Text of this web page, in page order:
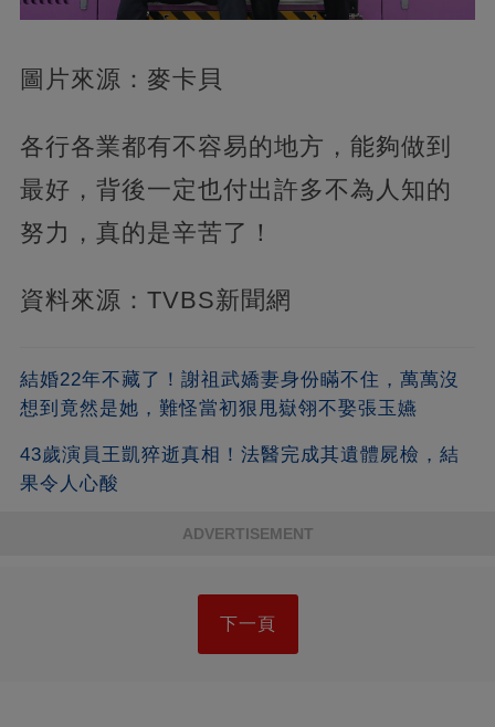
圖片來源：麥卡貝
各行各業都有不容易的地方，能夠做到
最好，背後一定也付出許多不為人知的
努力，真的是辛苦了！
資料來源：TVBS新聞網
結婚22年不藏了！謝祖武嬌妻身份瞞不住，萬萬沒
想到竟然是她，難怪當初狠甩嶽翎不娶張玉嬿
43歲演員王凱猝逝真相！法醫完成其遺體屍檢，結
果令人心酸
ADVERTISEMENT
下一頁